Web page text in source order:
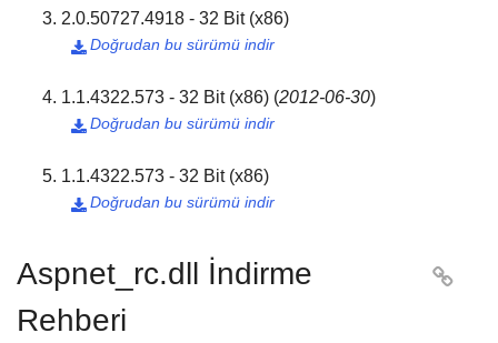
2.0.50727.4918 - 32 Bit (x86)
Doğrudan bu sürümü indir

1.1.4322.573 - 32 Bit (x86) (2012-06-30)
Doğrudan bu sürümü indir

1.1.4322.573 - 32 Bit (x86)
Doğrudan bu sürümü indir

Aspnet_rc.dll İndirme
Rehberi
